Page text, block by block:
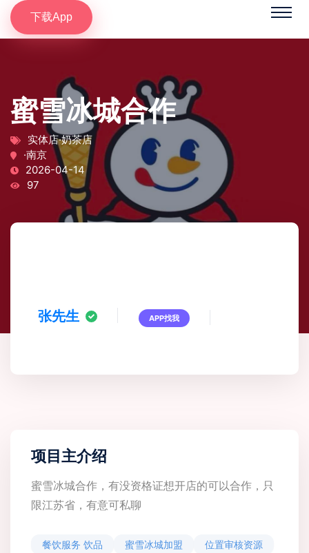
下载App
蜜雪冰城合作
实体店·奶茶店
·南京
2026-04-14
97
张先生 APP找我
项目主介绍
蜜雪冰城合作，有没资格证想开店的可以合作，只
限江苏省，有意可私聊
餐饮服务 饮品 蜜雪冰城加盟
位置审核资源